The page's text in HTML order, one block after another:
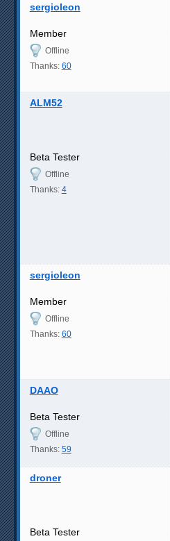
sergioleon
Member
Offline
Thanks: 60
ALM52
Beta Tester
Offline
Thanks: 4
sergioleon
Member
Offline
Thanks: 60
DAAO
Beta Tester
Offline
Thanks: 59
droner
Beta Tester